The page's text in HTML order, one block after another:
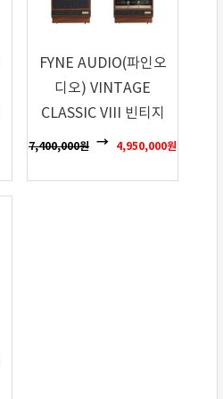
FYNE AUDIO(파인오
디오) VINTAGE
CLASSIC VIII 빈티지
클래식 8
7,400,000원 4,950,000원